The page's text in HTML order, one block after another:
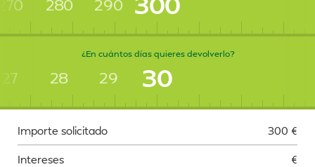
¿En cuántos días quieres devolverlo?
27 28 29 30
Importe solicitado 300 €
Intereses €